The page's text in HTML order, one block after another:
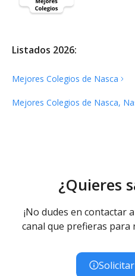
Listados 2026:
Mejores Colegios de Nasca
Mejores Colegios de Nasca,
¿Quieres
¡No dudes en contactar
canal que prefieras para